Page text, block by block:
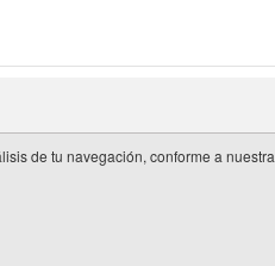
de tu navegación, conforme a nuestra